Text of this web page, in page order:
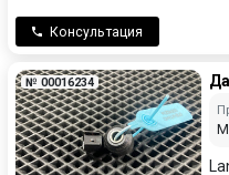
Консультация
№ 00016234